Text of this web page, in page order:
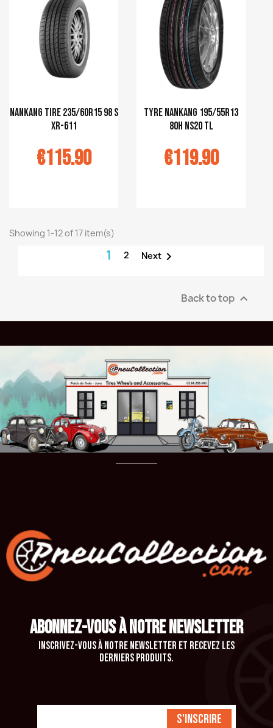
Nankang tire 235/60R15 98 S
XR-611
€115.90
au panier
TYRE NANKANG 195/55R13
80H NS20 tl
€119.90
Ajouter au panier
Showing 1-12 of 17 item(s)
1 2 Next 
Back to top 
ABONNEZ-VOUS À NOTRE NEWSLETTER
Inscrivez-vous à notre newsletter et recevez les
derniers produits.
S'inscrire